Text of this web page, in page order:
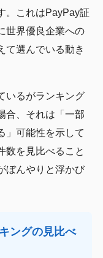
。これはPayPay証
世界優良企業への
て選んでいる動き
いるがランキング
合、それは「一部
」可能性を示して
数を見比べること
ぼんやりと浮かび
ングの見比べ